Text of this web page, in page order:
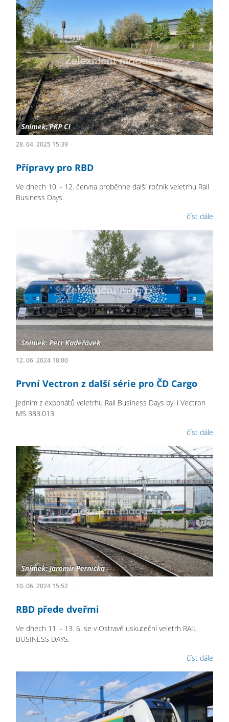
28. 04. 2025 15:39
Přípravy pro RBD
Ve dnech 10. - 12. června proběhne další ročník veletrhu Rail
Business Days.
číst dále
12. 06. 2024 18:00
První Vectron z další série pro ČD Cargo
Jedním z exponátů veletrhu Rail Business Days byl i Vectron
MS 383.013.
číst dále
10. 06. 2024 15:52
RBD přede dveřmi
Ve dnech 11. - 13. 6. se v Ostravě uskuteční veletrh RAIL
BUSINESS DAYS.
číst dále